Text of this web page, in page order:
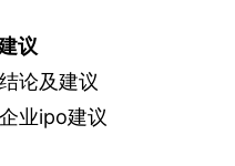
议
论及建议
业ipo建议